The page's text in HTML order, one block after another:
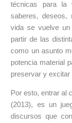
técnicas para la
saberes, deseos,
vida se vuelve un
partir de las
como un asunto
potencia material
preservar y excitar
Por esto, entrar al
(2013), es un
discursos que